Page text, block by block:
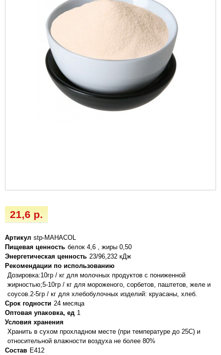
21,6 р.
Артикул stp-MAHACOL
Пищевая ценность белок 4,6 , жиры 0,50
Энергетическая ценность 23/96,232 кДж
Рекомендации по использованию
Дозировка:10гр / кг для молочных продуктов с пониженной
жирностью;5-10гр / кг для мороженого, сорбетов, паштетов, желе и
соусов.2-5гр / кг для хлебобулочных изделий: круасаны, хлеб.
Срок годности 24 месяца
Оптовая упаковка, ед 1
Условия хранения
Хранить в сухом прохладном месте (при температуре до 25С) и
относительной влажности воздуха не более 80%
Состав Е412